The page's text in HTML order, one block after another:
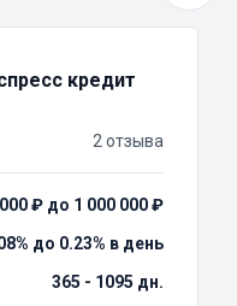
кредит
2 отзыва
₽ до 1 000 000 ₽
до 0.23% в день
365 - 1095 дн.